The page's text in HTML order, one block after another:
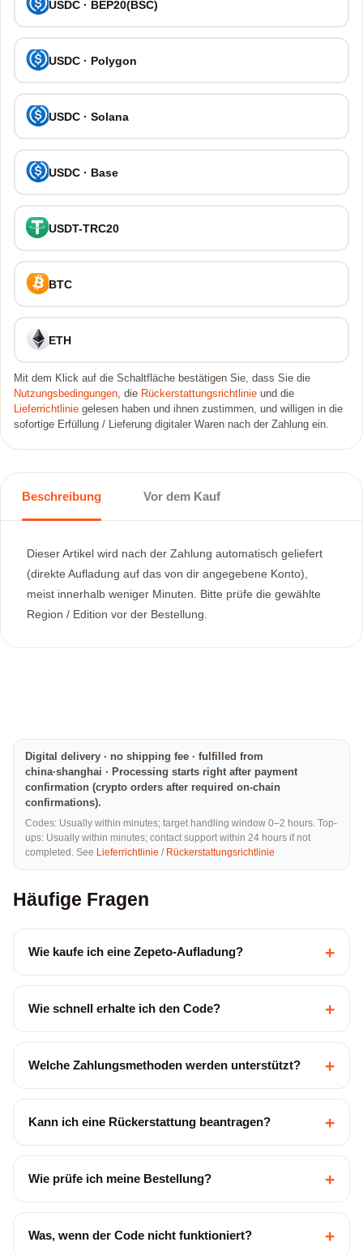
USDC · BEP20(BSC)
USDC · Polygon
USDC · Solana
USDC · Base
USDT-TRC20
BTC
ETH
Mit dem Klick auf die Schaltfläche bestätigen Sie, dass Sie die
Nutzungsbedingungen, die Rückerstattungsrichtlinie und die
Lieferrichtlinie gelesen haben und ihnen zustimmen, und willigen in die
sofortige Erfüllung / Lieferung digitaler Waren nach der Zahlung ein.
Beschreibung Vor dem Kauf
Dieser Artikel wird nach der Zahlung automatisch geliefert
(direkte Aufladung auf das von dir angegebene Konto),
meist innerhalb weniger Minuten. Bitte prüfe die gewählte
Region / Edition vor der Bestellung.
Digital delivery · no shipping fee · fulfilled from
china·shanghai · Processing starts right after payment
confirmation (crypto orders after required on-chain
confirmations).
Codes: Usually within minutes; target handling window 0–2 hours. Top-
ups: Usually within minutes; contact support within 24 hours if not
completed. See Lieferrichtlinie / Rückerstattungsrichtlinie
Häufige Fragen
Wie kaufe ich eine Zepeto-Aufladung? +
Wie schnell erhalte ich den Code? +
Welche Zahlungsmethoden werden unterstützt? +
Kann ich eine Rückerstattung beantragen? +
Wie prüfe ich meine Bestellung? +
Was, wenn der Code nicht funktioniert? +